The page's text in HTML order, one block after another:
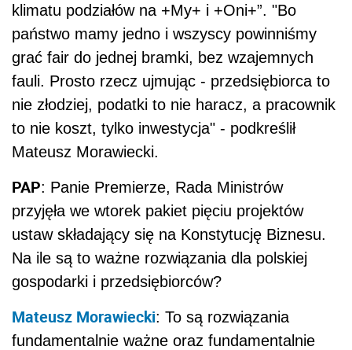
klimatu podziałów na +My+ i +Oni+”. "Bo
państwo mamy jedno i wszyscy powinniśmy
grać fair do jednej bramki, bez wzajemnych
fauli. Prosto rzecz ujmując - przedsiębiorca to
nie złodziej, podatki to nie haracz, a pracownik
to nie koszt, tylko inwestycja" - podkreślił
Mateusz Morawiecki.
PAP: Panie Premierze, Rada Ministrów
przyjęła we wtorek pakiet pięciu projektów
ustaw składający się na Konstytucję Biznesu.
Na ile są to ważne rozwiązania dla polskiej
gospodarki i przedsiębiorców?
Mateusz Morawiecki: To są rozwiązania
fundamentalnie ważne oraz fundamentalnie